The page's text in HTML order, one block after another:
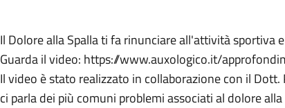
Il Dolore alla Spalla ti fa rinunciare all'attività sportiva
Guarda il video: https://www.auxologico.it/
Il video è stato realizzato in collaborazione con il
ci parla dei più comuni problemi associati al dolore